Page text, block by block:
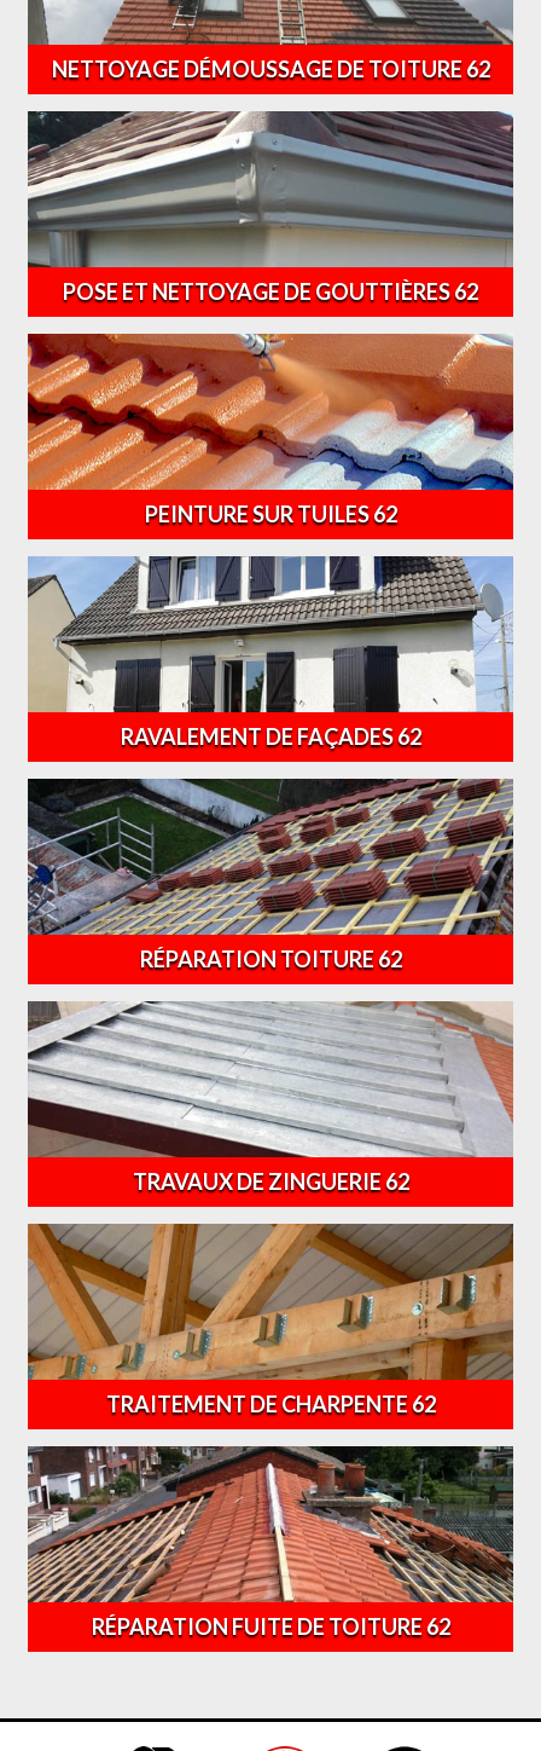
NETTOYAGE DÉMOUSSAGE DE TOITURE 62
POSE ET NETTOYAGE DE GOUTTIÈRES 62
PEINTURE SUR TUILES 62
RAVALEMENT DE FAÇADES 62
RÉPARATION TOITURE 62
TRAVAUX DE ZINGUERIE 62
TRAITEMENT DE CHARPENTE 62
RÉPARATION FUITE DE TOITURE 62